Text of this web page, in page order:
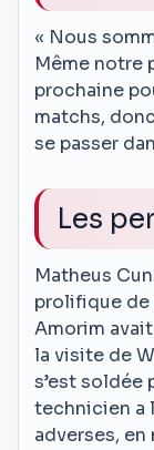
« Nous
Même notre
prochaine
matchs,
se passer
Les
Matheus
prolifique de
Amorim
la visite de
s’est soldée
technicien a
adverses, en